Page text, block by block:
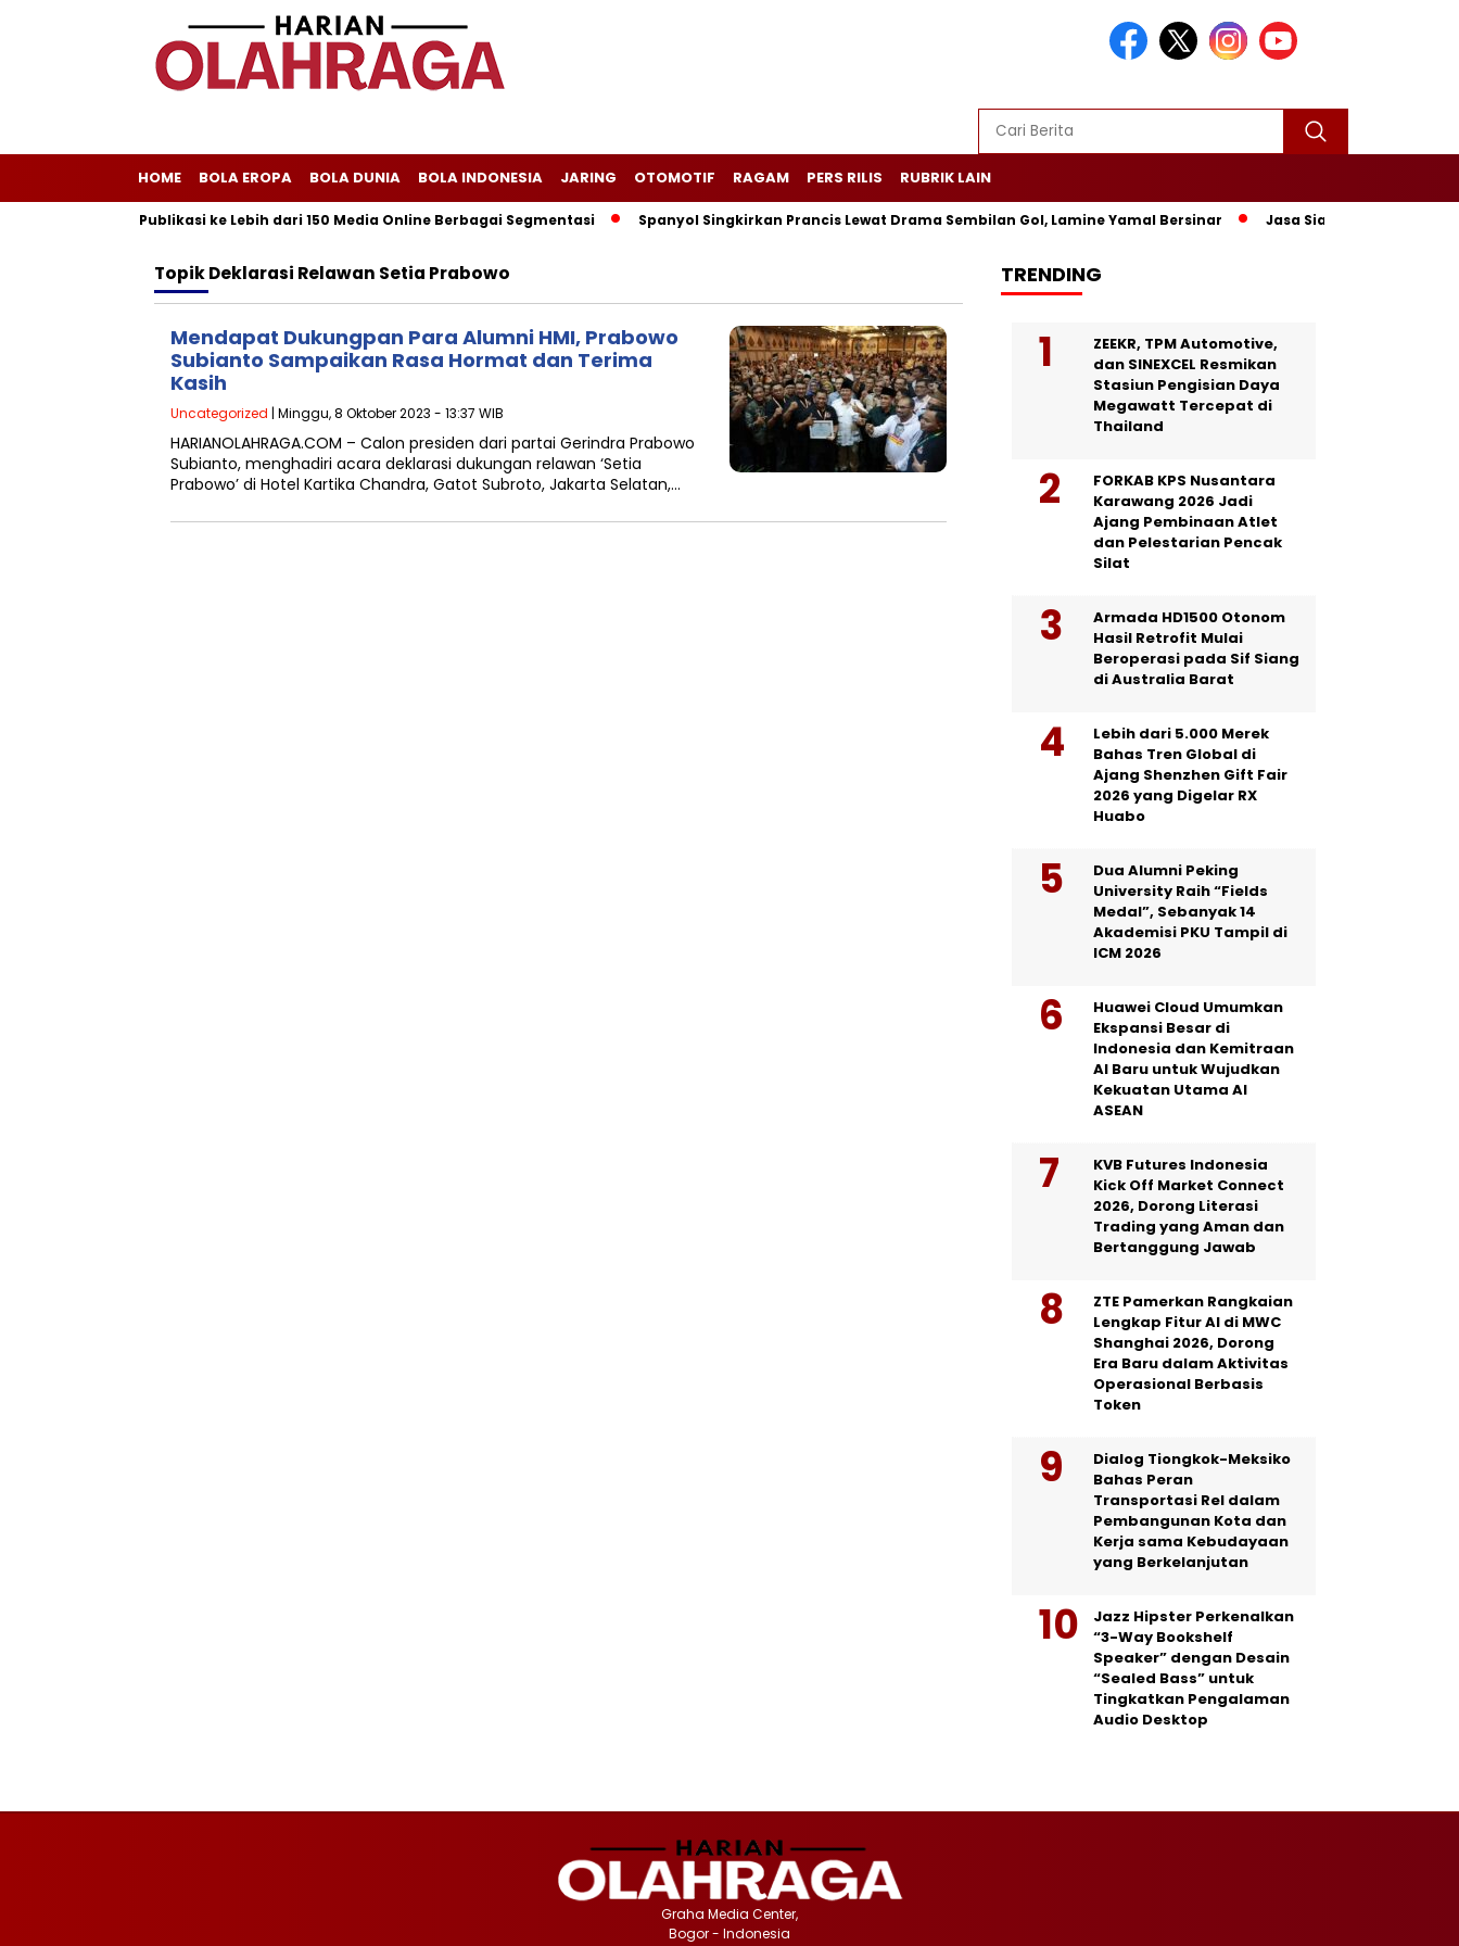
HOME BOLA EROPA BOLA DUNIA BOLA INDONESIA JARING OTOMOTIF RAGAM PERS RILIS RUBRIK LAIN
Melayani Publikasi ke Lebih dari 150 Media Online Berbagai Segmentasi Spanyol Singkirkan Prancis Lewat Drama Sembilan Gol, Lamine Yamal Bersinar Jasa Siaran Pers
TopikDeklarasi Relawan Setia Prabowo
Mendapat Dukungpan Para Alumni HMI, Prabowo
Subianto Sampaikan Rasa Hormat dan Terima
Kasih
Uncategorized | Minggu, 8 Oktober 2023 - 13:37 WIB
HARIANOLAHRAGA.COM – Calon presiden dari partai Gerindra Prabowo
Subianto, menghadiri acara deklarasi dukungan relawan ‘Setia
Prabowo’ di Hotel Kartika Chandra, Gatot Subroto, Jakarta Selatan,…
TRENDING
ZEEKR, TPM Automotive,
dan SINEXCEL Resmikan
Stasiun Pengisian Daya
Megawatt Tercepat di
Thailand
FORKAB KPS Nusantara
Karawang 2026 Jadi
Ajang Pembinaan Atlet
dan Pelestarian Pencak
Silat
Armada HD1500 Otonom
Hasil Retrofit Mulai
Beroperasi pada Sif Siang
di Australia Barat
Lebih dari 5.000 Merek
Bahas Tren Global di
Ajang Shenzhen Gift Fair
2026 yang Digelar RX
Huabo
Dua Alumni Peking
University Raih “Fields
Medal”, Sebanyak 14
Akademisi PKU Tampil di
ICM 2026
Huawei Cloud Umumkan
Ekspansi Besar di
Indonesia dan Kemitraan
AI Baru untuk Wujudkan
Kekuatan Utama AI
ASEAN
KVB Futures Indonesia
Kick Off Market Connect
2026, Dorong Literasi
Trading yang Aman dan
Bertanggung Jawab
ZTE Pamerkan Rangkaian
Lengkap Fitur AI di MWC
Shanghai 2026, Dorong
Era Baru dalam Aktivitas
Operasional Berbasis
Token
Dialog Tiongkok-Meksiko
Bahas Peran
Transportasi Rel dalam
Pembangunan Kota dan
Kerja sama Kebudayaan
yang Berkelanjutan
Jazz Hipster Perkenalkan
“3-Way Bookshelf
Speaker” dengan Desain
“Sealed Bass” untuk
Tingkatkan Pengalaman
Audio Desktop
Graha Media Center,
Bogor - Indonesia